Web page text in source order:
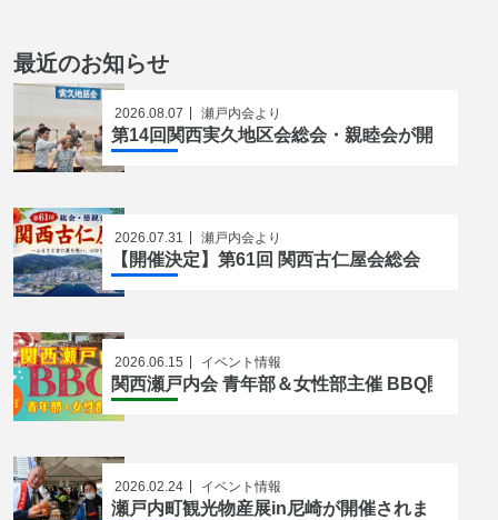
最近のお知らせ
第14回関西実久地区会総会・親睦会が開催され
瀬戸内会より
2026.08.07
【開催決定】第61回 関西古仁屋会総会
瀬戸内会より
2026.07.31
関西瀬戸内会 青年部＆女性部主催 BBQ開催の
イベント情報
2026.06.15
瀬戸内町観光物産展in尼崎が開催されました！
イベント情報
2026.02.24